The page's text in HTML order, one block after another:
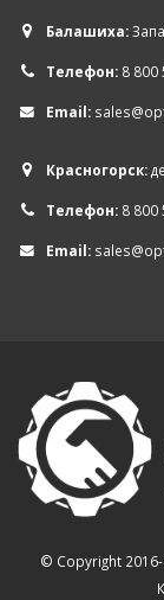
Балашиха:
Телефон: 8 800
Email:
Красногорск:
Телефон: 8 800
Email:
© Copyright